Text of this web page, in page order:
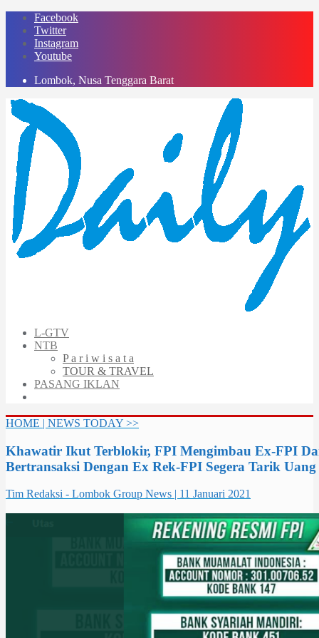
Skip
content
Facebook
Twitter
Instagram
Youtube
Lombok, Nusa Tenggara Barat
L-GTV
NTB
P a r i w i s a t a
TOUR & TRAVEL
PASANG IKLAN
HOME | NEWS TODAY >>
Khawatir Ikut Terblokir, FPI Mengimbau Ex-FPI
Bertransaksi Dengan Ex Rek-FPI Segera Tarik
Tim Redaksi - Lombok Group News | 11 Januari 2021